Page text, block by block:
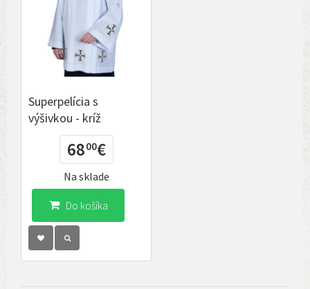
Superpelícia s
výšivkou - kríž
6800€
Do košíka
Na sklade